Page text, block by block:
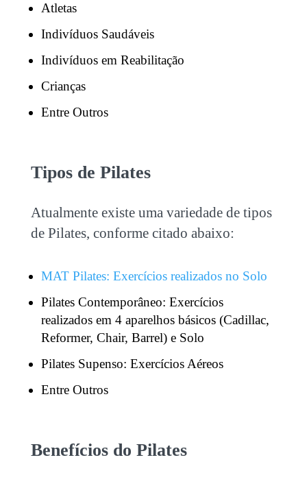
Atletas
Indivíduos Saudáveis
Indivíduos em Reabilitação
Crianças
Entre Outros
Tipos de Pilates
Atualmente existe uma variedade de tipos
de Pilates, conforme citado abaixo:
MAT Pilates: Exercícios realizados no Solo
Pilates Contemporâneo: Exercícios
realizados em 4 aparelhos básicos (Cadillac,
Reformer, Chair, Barrel) e Solo
Pilates Supenso: Exercícios Aéreos
Entre Outros
Benefícios do Pilates